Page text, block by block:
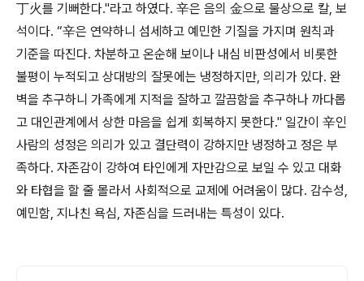
丁火를 기뻐한다."라고 하였다. 辛은 음의 金으로 물상으로 칼, 보
석이다. “辛은 연약하니 섬세하고 예민한 기질을 가지며 원칙과
기준을 따진다. 차분하고 온순해 보이나 내심 비판성에서 비롯한
불평이 누적되고 상대방의 잘못에는 냉정하지만, 의리가 있다. 완
벽을 추구하니 가족에게 지적을 잘하고 깔끔함을 추구하나 까다롭
고 대인관계에서 상한 마음을 쉽게 회복하지 못한다." 일간이 辛인
사람의 성정은 의리가 있고 결단력이 강하지만 냉정하고 정은 부
족하다. 자존감이 강하여 타인에게 자만감으로 보일 수 있고 대화
와 타협을 할 줄 몰라서 사회적으로 교제에 어려움이 많다. 감수성,
예민함, 지나친 욕심, 자존심을 드러내는 특성이 있다.